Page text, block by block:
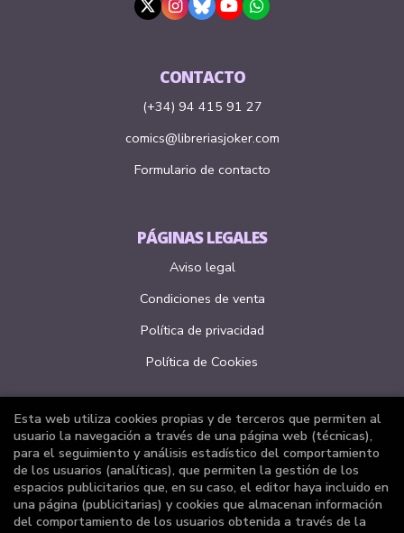
CONTACTO
(+34) 94 415 91 27
comics@libreriasjoker.com
Formulario de contacto
PÁGINAS LEGALES
Aviso legal
Condiciones de venta
Política de privacidad
Política de Cookies
ATENCIÓN AL CLIENTE
Quiénes somos
Pedidos especiales
Formulario de desistimiento
Esta web utiliza cookies propias y de terceros que permiten al
usuario la navegación a través de una página web (técnicas),
para el seguimiento y análisis estadístico del comportamiento
de los usuarios (analíticas), que permiten la gestión de los
espacios publicitarios que, en su caso, el editor haya incluido en
una página (publicitarias) y cookies que almacenan información
del comportamiento de los usuarios obtenida a través de la